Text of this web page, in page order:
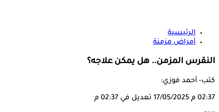
الرئيسية
أمراض مزمنة
النقرس المزمن.. هل يمكن علاجه؟
كتب- أحمد فوزي:
02:37 م 17/05/2025 تعديل في 02:37 م